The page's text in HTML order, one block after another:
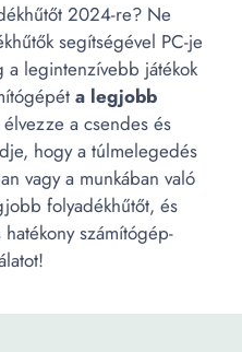
2024-re? Ne
segítségével PC-je
legintenzívebb játékok
a legjobb
a csendes és
hogy a túlmelegedés
vagy a munkában való
folyadékhűtőt, és
számítógép-